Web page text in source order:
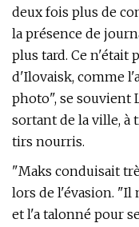
deux fois plus de
la présence de
plus tard. Ce n'était
d'Ilovaisk, comme
photo", se souvient
sortant de la ville, à
tirs nourris.
"Maks conduisait
lors de l'évasion. "Il
et l'a talonné pour